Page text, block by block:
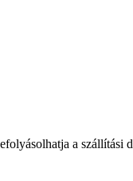
a szállítási